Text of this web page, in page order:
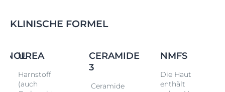
KLINISCHE FORMEL
UREA
Harnstoff
(auch
CERAMIDE
3
Ceramide
NMFS
Die Haut
enthält